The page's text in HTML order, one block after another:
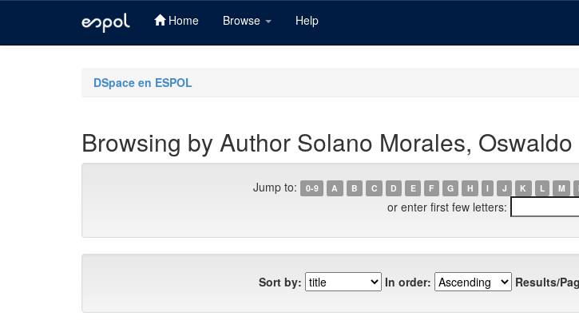
Home Browse Help
DSpace en ESPOL
Browsing by Author Solano Morales, Oswaldo
Jump to: 0-9 A B C D E F G H I J K L M
or enter first few letters:
Sort by: In order: Results/